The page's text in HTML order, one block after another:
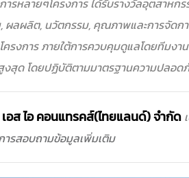
ารหลายๆโครงการ ได้รับรางวัลอุตสาหก
ผลผลิต, นวัตกรรม, คุณภาพและการจัดก
รงการ ภายใต้การควบคุมดูแลโดยทีมง
สุด โดยปฏิบัติตามมาตรฐานความปลอด
อส ไอ คอนแทรคส์(ไทยแลนด์) จำกัด
ารสอบถามข้อมูลเพิ่มเติม